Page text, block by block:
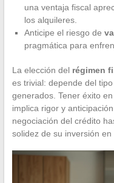
una ventaja fiscal
los alquileres.
Anticipe el riesgo de
pragmática para
La elección del régimen
es trivial: depende del
generados. Tener éxito
implica rigor y
negociación del crédito
solidez de su inversión en